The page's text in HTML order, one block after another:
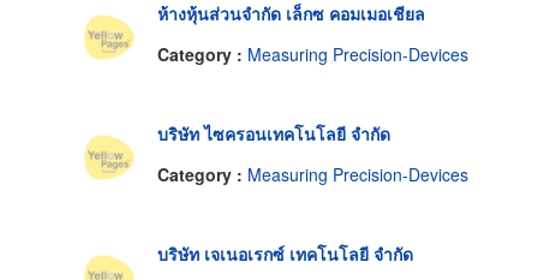
ห้างหุ้นส่วนจำกัด เล็กซ คอมเมอเชียล
Category : Measuring Precision-Devices
บริษัท ไซครอนเทคโนโลยี จำกัด
Category : Measuring Precision-Devices
บริษัท เจเนอเรกซ์ เทคโนโลยี จำกัด